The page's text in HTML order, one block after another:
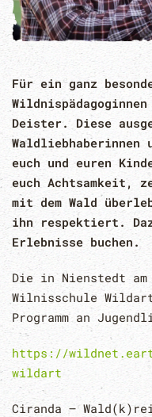
Für ein ganz
Deister. Diese
Waldliebhaberinnen
euch und euren
euch Achtsamkeit,
mit dem Wald
ihn respektiert.
Erlebnisse buchen.
Die in Nienstedt
Wilnisschule
Programm an
https://
wildart
Ciranda –